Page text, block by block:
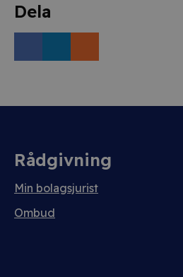
Dela
Rådgivning
Min bolagsjurist
Ombud